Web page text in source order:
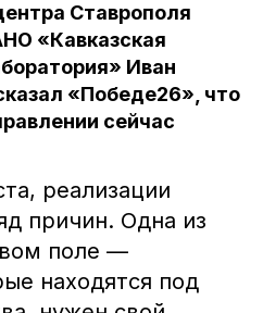
Ставрополя
«Кавказская
Иван
«Победе26», что
сейчас
реализации
причин. Одна из
поле —
находятся под